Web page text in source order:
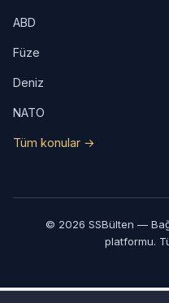
ABD
Füze
Deniz
NATO
Tüm konular →
© 2026 SSBülten —
platformu.